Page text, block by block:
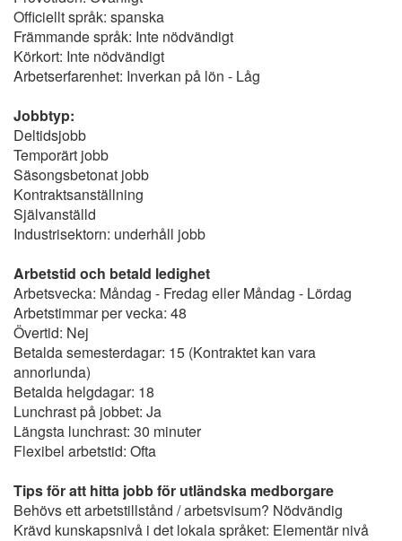
Officiellt språk: spanska
Främmande språk: Inte nödvändigt
Körkort: Inte nödvändigt
Arbetserfarenhet: Inverkan på lön - Låg
Jobbtyp:
Deltidsjobb
Temporärt jobb
Säsongsbetonat jobb
Kontraktsanställning
Självanställd
Industrisektorn: underhåll jobb
Arbetstid och betald ledighet
Arbetsvecka: Måndag - Fredag eller Måndag - Lördag
Arbetstimmar per vecka: 48
Övertid: Nej
Betalda semesterdagar: 15 (Kontraktet kan vara
annorlunda)
Betalda helgdagar: 18
Lunchrast på jobbet: Ja
Längsta lunchrast: 30 minuter
Flexibel arbetstid: Ofta
Tips för att hitta jobb för utländska medborgare
Behövs ett arbetstillstånd / arbetsvisum? Nödvändig
Krävd kunskapsnivå i det lokala språket: Elementär nivå